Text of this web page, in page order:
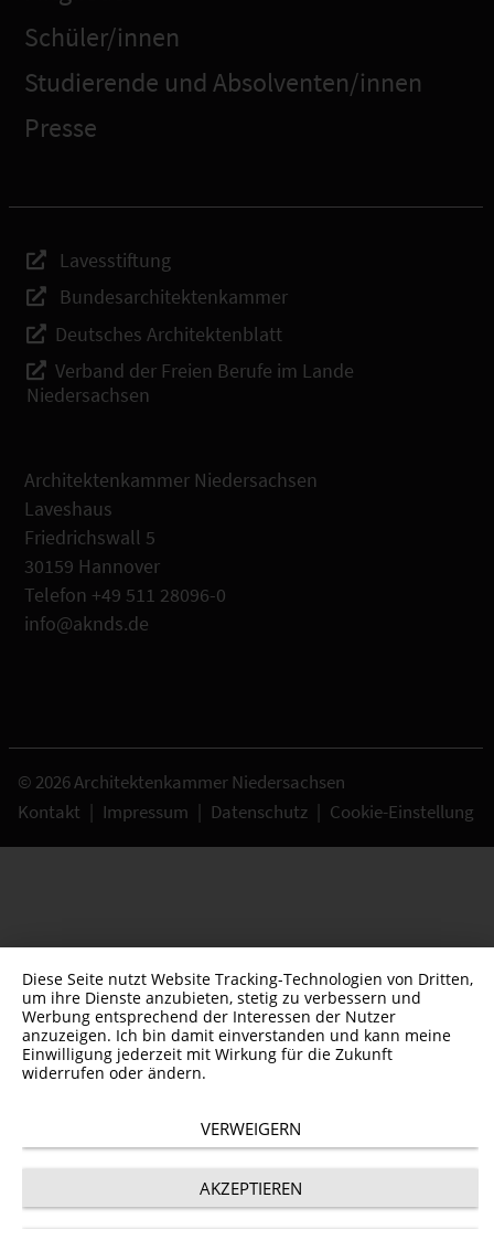
Schüler/innen
Studierende und Absolventen/innen
Presse
Lavesstiftung
Bundesarchitektenkammer
Deutsches Architektenblatt
Verband der Freien Berufe im Lande
Niedersachsen
Architektenkammer Niedersachsen
Laveshaus
Friedrichswall 5
30159 Hannover
Telefon +49 511 28096-0
info@aknds.de
© 2026 Architektenkammer Niedersachsen
Kontakt | Impressum | Datenschutz | Cookie-Einstellung
Diese Seite nutzt Website Tracking-Technologien von Dritten,
um ihre Dienste anzubieten, stetig zu verbessern und
Werbung entsprechend der Interessen der Nutzer
anzuzeigen. Ich bin damit einverstanden und kann meine
Einwilligung jederzeit mit Wirkung für die Zukunft
widerrufen oder ändern.
VERWEIGERN
AKZEPTIEREN